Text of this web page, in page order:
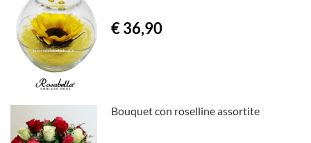
€ 36,90
Bouquet con roselline assortite